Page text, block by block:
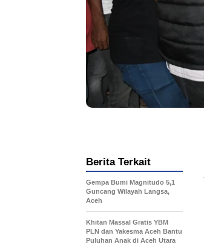
Berita Terkait
Gempa Bumi Magnitudo 5,1
Guncang Wilayah Langsa,
Aceh
Khitan Massal Gratis YBM
PLN dan Yakesma Aceh Bantu
Puluhan Anak di Aceh Utara